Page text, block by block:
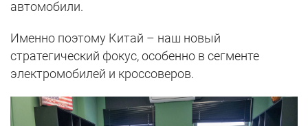
автомобили.
Именно поэтому Китай – наш новый
стратегический фокус, особенно в сегменте
электромобилей и кроссоверов.